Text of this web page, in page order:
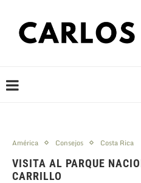
América Consejos Costa Rica
VISITA AL PARQUE
CARRILLO